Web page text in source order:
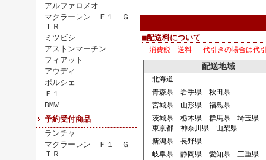
アルファロメオ
マクラーレン Ｆ１ Ｇ
ＴＲ
ミツビシ
アストンマーチン
フィアット
アウディ
ポルシェ
Ｆ１
BMW
予約受付商品
ランチャ
マクラーレン Ｆ１ Ｇ
ＴＲ
■配送料について
消費税 送料 代引きの場合は代引
配送地域
北海道
青森県 岩手県 秋田県
宮城県 山形県 福島県
茨城県 栃木県 群馬県 埼玉県
東京都 神奈川県 山梨県
新潟県 長野県
岐阜県 静岡県 愛知県 三重県